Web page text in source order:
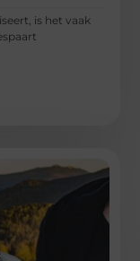
is het vaak